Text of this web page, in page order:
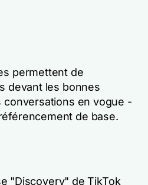
permettent de
devant les bonnes
conversations en vogue -
de base.
"Discovery" de TikTok